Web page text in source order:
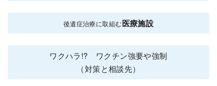
後遺症治療に取組む医療施設
ワクハラ!? ワクチン強要や強制
（対策と相談先）